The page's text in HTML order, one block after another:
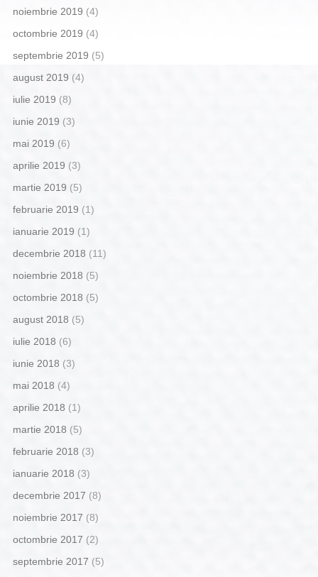
noiembrie 2019 (4)
octombrie 2019 (4)
septembrie 2019 (5)
august 2019 (4)
iulie 2019 (8)
iunie 2019 (3)
mai 2019 (6)
aprilie 2019 (3)
martie 2019 (5)
februarie 2019 (1)
ianuarie 2019 (1)
decembrie 2018 (11)
noiembrie 2018 (5)
octombrie 2018 (5)
august 2018 (5)
iulie 2018 (6)
iunie 2018 (3)
mai 2018 (4)
aprilie 2018 (1)
martie 2018 (5)
februarie 2018 (3)
ianuarie 2018 (3)
decembrie 2017 (8)
noiembrie 2017 (8)
octombrie 2017 (2)
septembrie 2017 (5)